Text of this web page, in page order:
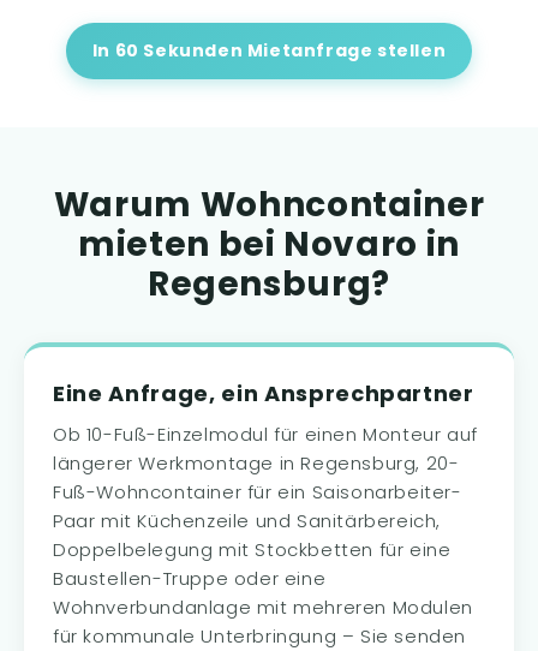
In 60 Sekunden Mietanfrage stellen
Warum Wohncontainer
mieten bei Novaro in
Regensburg?
Eine Anfrage, ein Ansprechpartner
Ob 10-Fuß-Einzelmodul für einen Monteur auf
längerer Werkmontage in Regensburg, 20-
Fuß-Wohncontainer für ein Saisonarbeiter-
Paar mit Küchenzeile und Sanitärbereich,
Doppelbelegung mit Stockbetten für eine
Baustellen-Truppe oder eine
Wohnverbundanlage mit mehreren Modulen
für kommunale Unterbringung – Sie senden